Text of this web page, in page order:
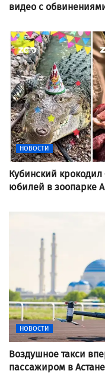
видео с
НОВОСТИ
Кубинский
юбилей в зоопарке
НОВОСТИ
Воздушное такси
пассажиром в Астане